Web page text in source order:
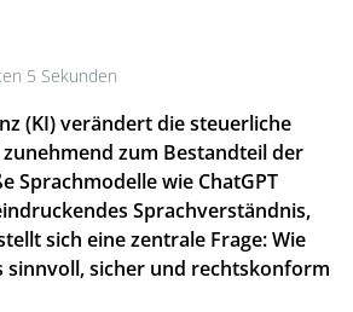
5 Sekunden
(KI) verändert die steuerliche
zum Bestandteil der
Sprachmodelle wie ChatGPT
Sprachverständnis,
sich eine zentrale Frage:Wie
sinnvoll, sicher und rechtskonform